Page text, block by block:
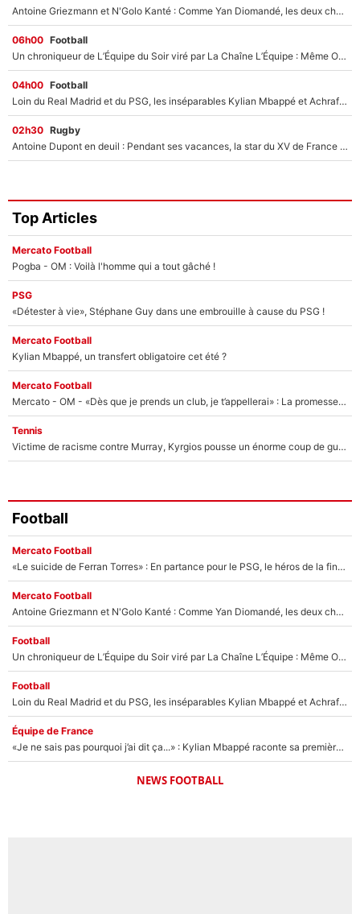
Antoine Griezmann et N'Golo Kanté : Comme Yan Diomandé, les deux champions du monde ont refusé de signer au PSG !
06h00 Football
Un chroniqueur de L’Équipe du Soir viré par La Chaîne L’Équipe : Même Olivier Ménard n’avait pas pu empêcher son départ, «je l’ai appris sur Twitter, je l’ai vécu assez mal»
04h00 Football
Loin du Real Madrid et du PSG, les inséparables Kylian Mbappé et Achraf Hakimi changent d'équipe le temps d'une journée !
02h30 Rugby
Antoine Dupont en deuil : Pendant ses vacances, la star du XV de France a perdu sa grand-mère
Top Articles
Mercato Football
Pogba - OM : Voilà l'homme qui a tout gâché !
PSG
«Détester à vie», Stéphane Guy dans une embrouille à cause du PSG !
Mercato Football
Kylian Mbappé, un transfert obligatoire cet été ?
Mercato Football
Mercato - OM - «Dès que je prends un club, je t’appellerai» : La promesse de Marcelino au moment de claquer la porte
Tennis
Victime de racisme contre Murray, Kyrgios pousse un énorme coup de gueule !
Football
Mercato Football
«Le suicide de Ferran Torres» : En partance pour le PSG, le héros de la finale de la Coupe du monde s'attire les foudres de la presse espagnole !
Mercato Football
Antoine Griezmann et N'Golo Kanté : Comme Yan Diomandé, les deux champions du monde ont refusé de signer au PSG !
Football
Un chroniqueur de L’Équipe du Soir viré par La Chaîne L’Équipe : Même Olivier Ménard n’avait pas pu empêcher son départ, «je l’ai appris sur Twitter, je l’ai vécu assez mal»
Football
Loin du Real Madrid et du PSG, les inséparables Kylian Mbappé et Achraf Hakimi changent d'équipe le temps d'une journée !
Équipe de France
«Je ne sais pas pourquoi j’ai dit ça...» : Kylian Mbappé raconte sa première rencontre avec Zinédine Zidane (et c’est très drôle)
NEWS FOOTBALL